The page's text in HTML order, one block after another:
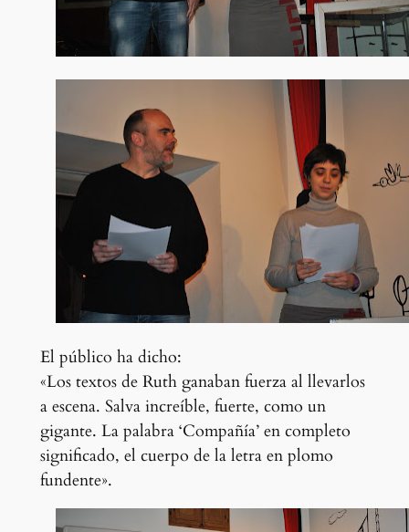
El público ha dicho:
«Los textos de Ruth ganaban fuerza al llevarlos
a escena. Salva increíble, fuerte, como un
gigante. La palabra ‘Compañía’ en completo
significado, el cuerpo de la letra en plomo
fundente».